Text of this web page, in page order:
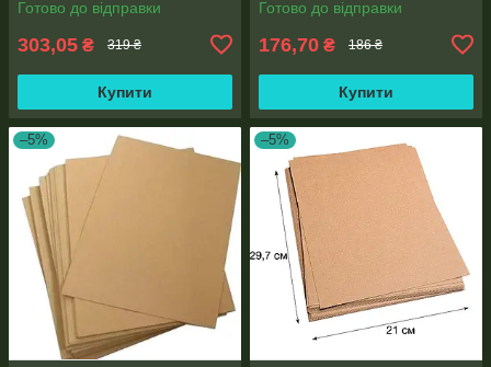
250 аркушів
Готово до відправки
303,05 ₴ 319 ₴
Купити
Готово до відправки
176,70 ₴ 186 ₴
Купити
–5% –5%